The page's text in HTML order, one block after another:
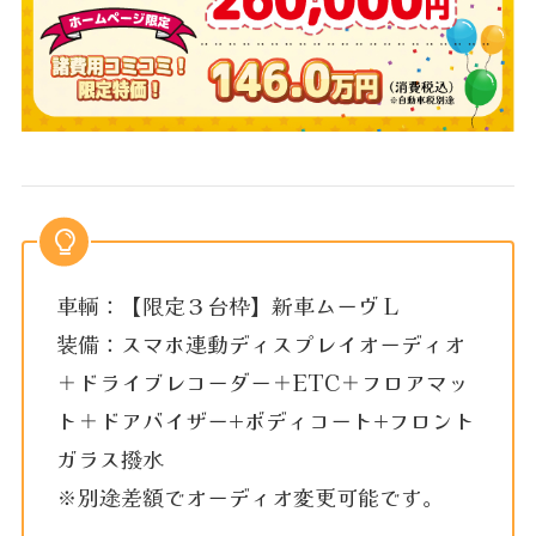
車輌：【限定３台枠】新車ムーヴ L
装備：スマホ連動ディスプレイオーディオ
＋ドライブレコーダー＋ETC＋フロアマッ
ト＋ドアバイザー+ボディコート+フロント
ガラス撥水
※別途差額でオーディオ変更可能です。